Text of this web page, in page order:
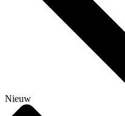
Nieuw